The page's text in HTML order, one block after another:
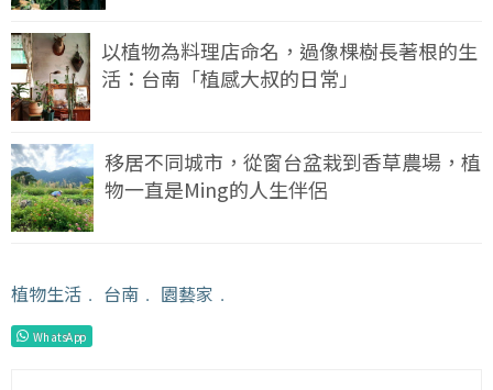
以植物為料理店命名，過像棵樹長著根的生
活：台南「植感大叔的日常」
移居不同城市，從窗台盆栽到香草農場，植
物一直是Ming的人生伴侶
植物生活 ﹒ 台南 ﹒ 園藝家 ﹒
WhatsApp